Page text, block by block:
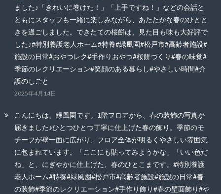
ました♪「きれいに巻けた！」「上手ですね！」などの会話と
ともにスタッフも一緒に楽しみながら、あたたかな春のひとと
きを過ごしました。できたての桜餅は、見た目も味も大好評で
した♪#特別養護老人ホーム#特養#緑風園#松戸市#高齢者施設#
施設の日常#おやつレク#手作りおやつ#桜餅づくり#春の味覚#
季節のレクリエーション#笑顔のある暮らし#やさしい時間#介
護のしごと
2025年4月14日
こんにちは、緑風園です。1階フロアから、春の装飾の写真が
届きました♪ひとつひとつ丁寧に仕上げた春の飾り。季節のモ
チーフが壁一面に広がり、フロア全体が明るくやさしい雰囲気
に包まれています。「ここにも貼ってみようかな」「いい色だ
ね」と、にぎやかに仕上げた、春のひとこまです。#特別養護
老人ホーム#特養#緑風園#松戸市#高齢者施設#施設の日常#春
の装飾#季節のレクリエーション#手作り飾り#春の壁面飾り#や